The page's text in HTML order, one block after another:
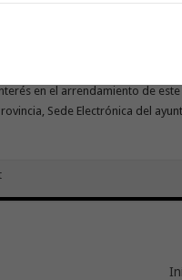
en las zonas comunes, cocina,
en una parcela de 330,80
en el arrendamiento de
Sede Electrónica del